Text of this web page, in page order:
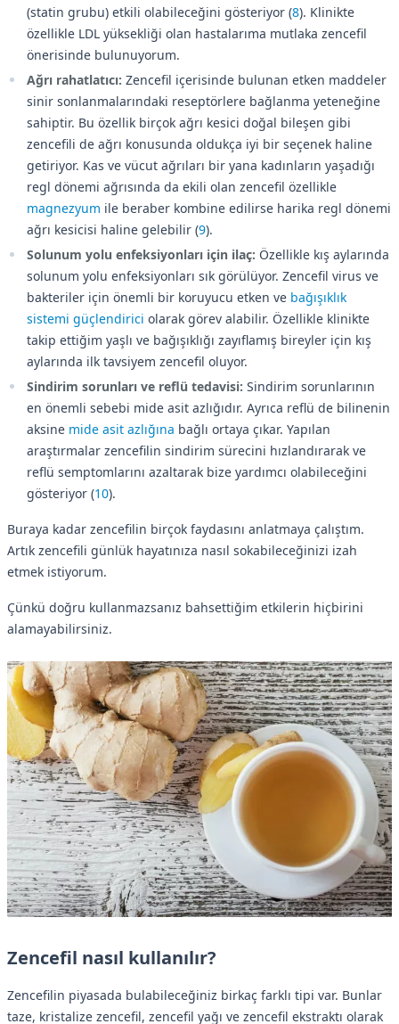
(statin grubu) etkili olabileceğini gösteriyor (8). Klinikte
özellikle LDL yüksekliği olan hastalarıma mutlaka zencefil
önerisinde bulunuyorum.
Ağrı rahatlatıcı: Zencefil içerisinde bulunan etken maddeler
sinir sonlanmalarındaki reseptörlere bağlanma yeteneğine
sahiptir. Bu özellik birçok ağrı kesici doğal bileşen gibi
zencefili de ağrı konusunda oldukça iyi bir seçenek haline
getiriyor. Kas ve vücut ağrıları bir yana kadınların yaşadığı
regl dönemi ağrısında da ekili olan zencefil özellikle
magnezyum ile beraber kombine edilirse harika regl dönemi
ağrı kesicisi haline gelebilir (9).
Solunum yolu enfeksiyonları için ilaç: Özellikle kış aylarında
solunum yolu enfeksiyonları sık görülüyor. Zencefil virus ve
bakteriler için önemli bir koruyucu etken ve bağışıklık
sistemi güçlendirici olarak görev alabilir. Özellikle klinikte
takip ettiğim yaşlı ve bağışıklığı zayıflamış bireyler için kış
aylarında ilk tavsiyem zencefil oluyor.
Sindirim sorunları ve reflü tedavisi: Sindirim sorunlarının
en önemli sebebi mide asit azlığıdır. Ayrıca reflü de bilinenin
aksine mide asit azlığına bağlı ortaya çıkar. Yapılan
araştırmalar zencefilin sindirim sürecini hızlandırarak ve
reflü semptomlarını azaltarak bize yardımcı olabileceğini
gösteriyor (10).
Buraya kadar zencefilin birçok faydasını anlatmaya çalıştım.
Artık zencefili günlük hayatınıza nasıl sokabileceğinizi izah
etmek istiyorum.
Çünkü doğru kullanmazsanız bahsettiğim etkilerin hiçbirini
alamayabilirsiniz.
Zencefil nasıl kullanılır?
Zencefilin piyasada bulabileceğiniz birkaç farklı tipi var. Bunlar
taze, kristalize zencefil, zencefil yağı ve zencefil ekstraktı olarak